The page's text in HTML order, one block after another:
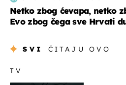
Netko zbog ćevapa, netko
Evo zbog čega sve Hrvati
SVI ČITAJU OVO
TV